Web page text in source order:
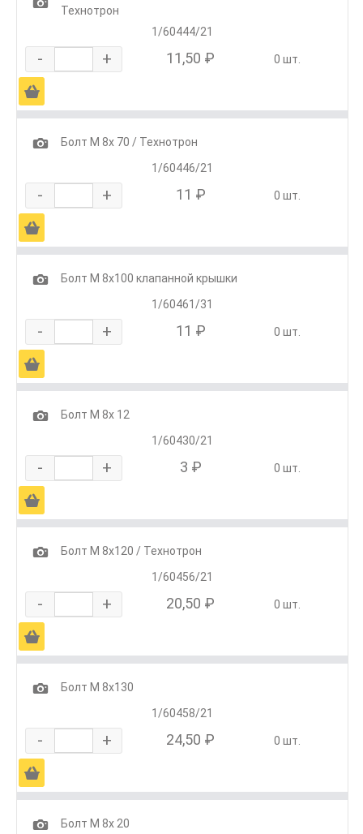
Технотрон
1/60444/21
- + 11,50 ₽ 0 шт.
Ä
1
Болт М 8х 70 / Технотрон
1/60446/21
- + 11 ₽ 0 шт.
Ä
1
Болт М 8х100 клапанной крышки
1/60461/31
- + 11 ₽ 0 шт.
Ä
1
Болт М 8х 12
1/60430/21
- + 3 ₽ 0 шт.
Ä
1
Болт М 8х120 / Технотрон
1/60456/21
- + 20,50 ₽ 0 шт.
Ä
1
Болт М 8х130
1/60458/21
- + 24,50 ₽ 0 шт.
Ä
1 Болт М 8х 20